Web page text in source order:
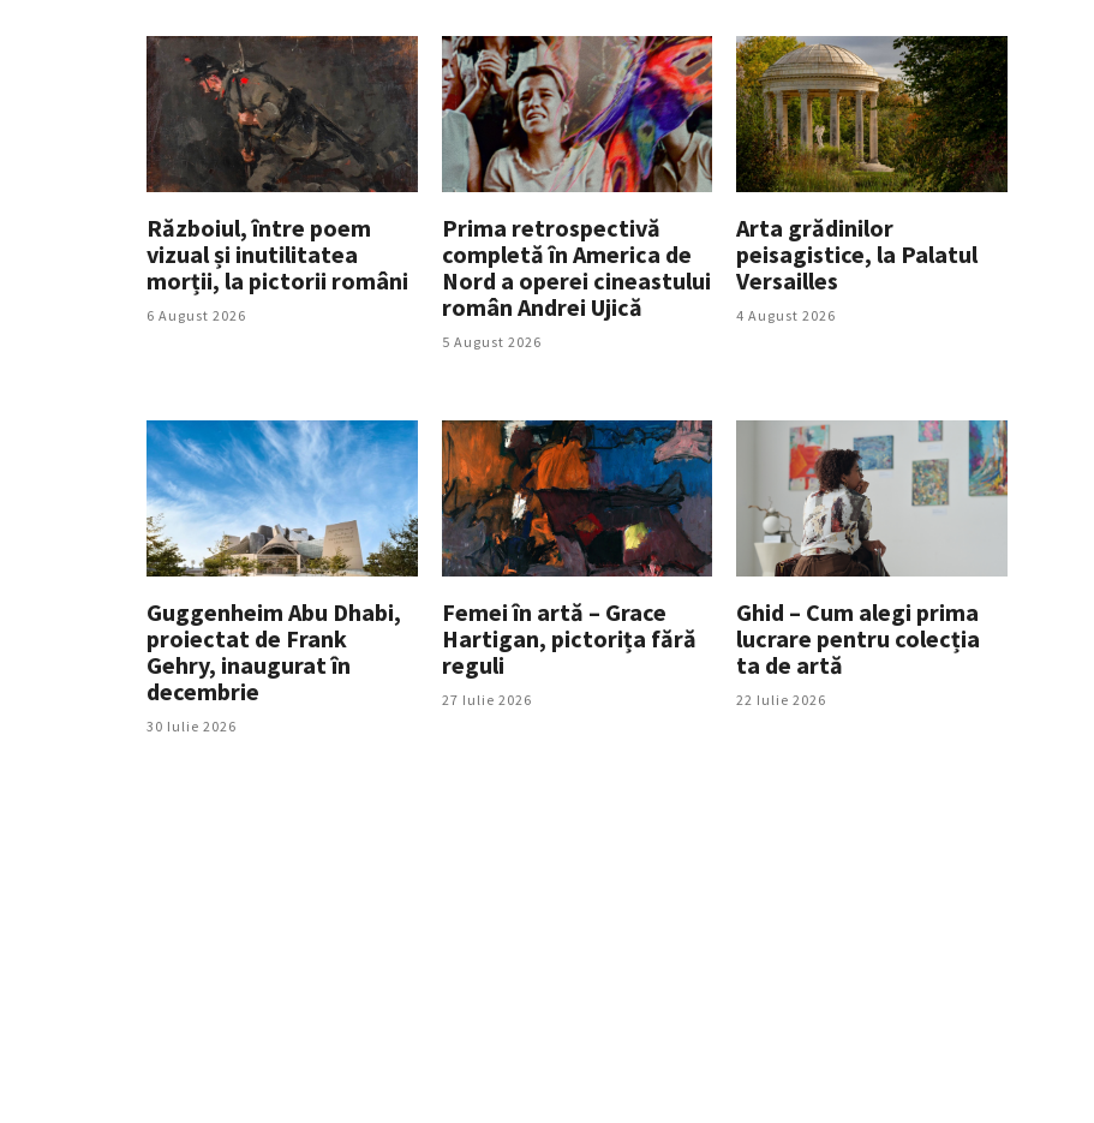
Războiul, între poem
vizual și inutilitatea
morții, la pictorii români
6 August 2026
Prima retrospectivă
completă în America de
Nord a operei cineastului
român Andrei Ujică
5 August 2026
Arta grădinilor
peisagistice, la Palatul
Versailles
4 August 2026
Guggenheim Abu Dhabi,
proiectat de Frank
Gehry, inaugurat în
decembrie
30 Iulie 2026
Femei în artă – Grace
Hartigan, pictorița fără
reguli
27 Iulie 2026
Ghid – Cum alegi prima
lucrare pentru colecția
ta de artă
22 Iulie 2026